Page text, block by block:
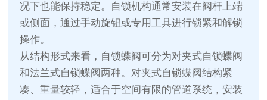
况下也能保持稳定。自锁机构通常安装在阀杆上端
或侧面，通过手动旋钮或专用工具进行锁紧和解锁
操作。
从结构形式来看，自锁蝶阀可分为对夹式自锁蝶阀
和法兰式自锁蝶阀两种。对夹式自锁蝶阀结构紧
凑、重量较轻，适合于空间有限的管道系统，安装